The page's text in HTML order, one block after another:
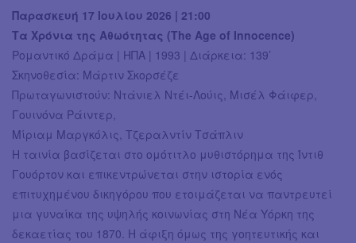
Παρασκευή 17 Ιουλίου 2026 | 21:00
Τα Χρόνια της Αθωότητας (The Age of Innocence)
Ρομαντικό Δράμα | ΗΠΑ | 1993 | Διάρκεια: 139’
Σκηνοθεσία: Μάρτιν Σκορσέζε
Πρωταγωνιστούν: Ντάνιελ Ντέι-Λούις, Μισέλ Φάιφερ,
Γουινόνα Ράιντερ,
Μίριαμ Μαργκόλις, Τζεραλντίν Τσάπλιν
Η ταινία βασίζεται στο ομότιτλο μυθιστόρημα της Ίντιθ
Γουόρτον και επικεντρώνεται στην ιστορία ενός
επιτυχημένου δικηγόρου που ετοιμάζεται να παντρευτεί
μια γυναίκα της υψηλής κοινωνίας στη Νέα Υόρκη της
δεκαετίας του 1870. Η άφιξη όμως της γοητευτικής και